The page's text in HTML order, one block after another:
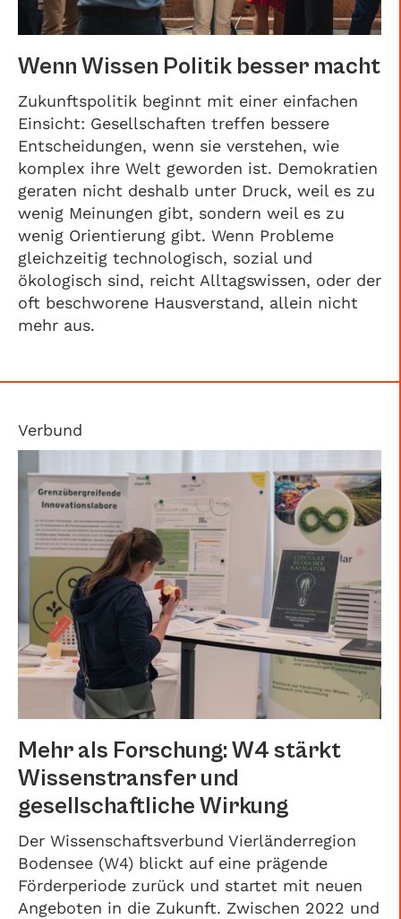
Wenn Wissen Politik besser macht
Zukunftspolitik beginnt mit einer einfachen
Einsicht: Gesellschaften treffen bessere
Entscheidungen, wenn sie verstehen, wie
komplex ihre Welt geworden ist. Demokratien
geraten nicht deshalb unter Druck, weil es zu
wenig Meinungen gibt, sondern weil es zu
wenig Orientierung gibt. Wenn Probleme
gleichzeitig technologisch, sozial und
ökologisch sind, reicht Alltagswissen, oder der
oft beschworene Hausverstand, allein nicht
mehr aus.
Verbund
Mehr als Forschung: W4 stärkt
Wissenstransfer und
gesellschaftliche Wirkung
Der Wissenschaftsverbund Vierländerregion
Bodensee (W4) blickt auf eine prägende
Förderperiode zurück und startet mit neuen
Angeboten in die Zukunft. Zwischen 2022 und